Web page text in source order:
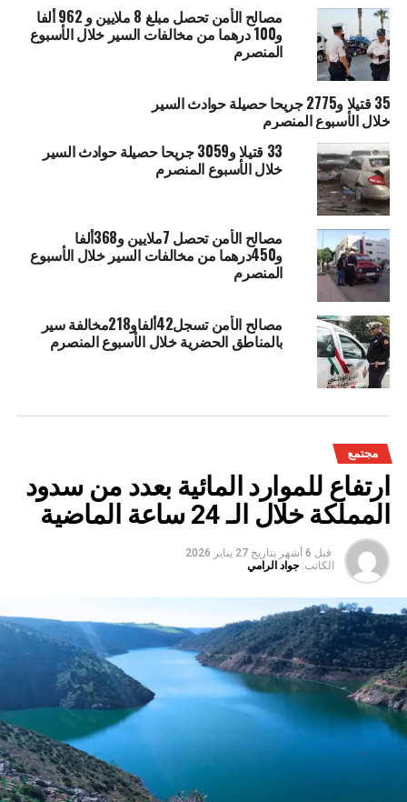
مصالح الأمن تحصل مبلغ 8 ملايين و 962 ألفا
و100 درهما من مخالفات السير خلال الأسبوع
المنصرم
35 قتيلا و2775 جريحا حصيلة حوادث السير
خلال الأسبوع المنصرم
33 قتيلا و3059 جريحا حصيلة حوادث السير
خلال الأسبوع المنصرم
مصالح الأمن تحصل 7ملايين و368ألفا
و450درهما من مخالفات السير خلال الأسبوع
المنصرم
مصالح الأمن تسجل42ألفاو218مخالفة سير
بالمناطق الحضرية خلال الأسبوع المنصرم
مجتمع
ارتفاع للموارد المائية بعدد من سدود
المملكة خلال الـ 24 ساعة الماضية
قبل 6 أشهر بتاريخ 27 يناير 2026
الكاتب: جواد الرامي